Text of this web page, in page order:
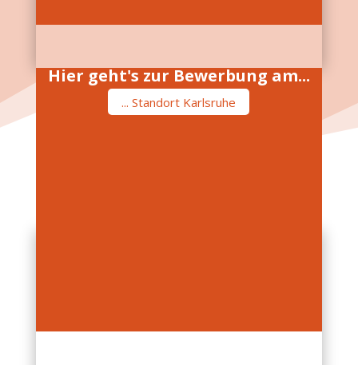
Hier geht's zur Bewerbung am...
... Standort Karlsruhe